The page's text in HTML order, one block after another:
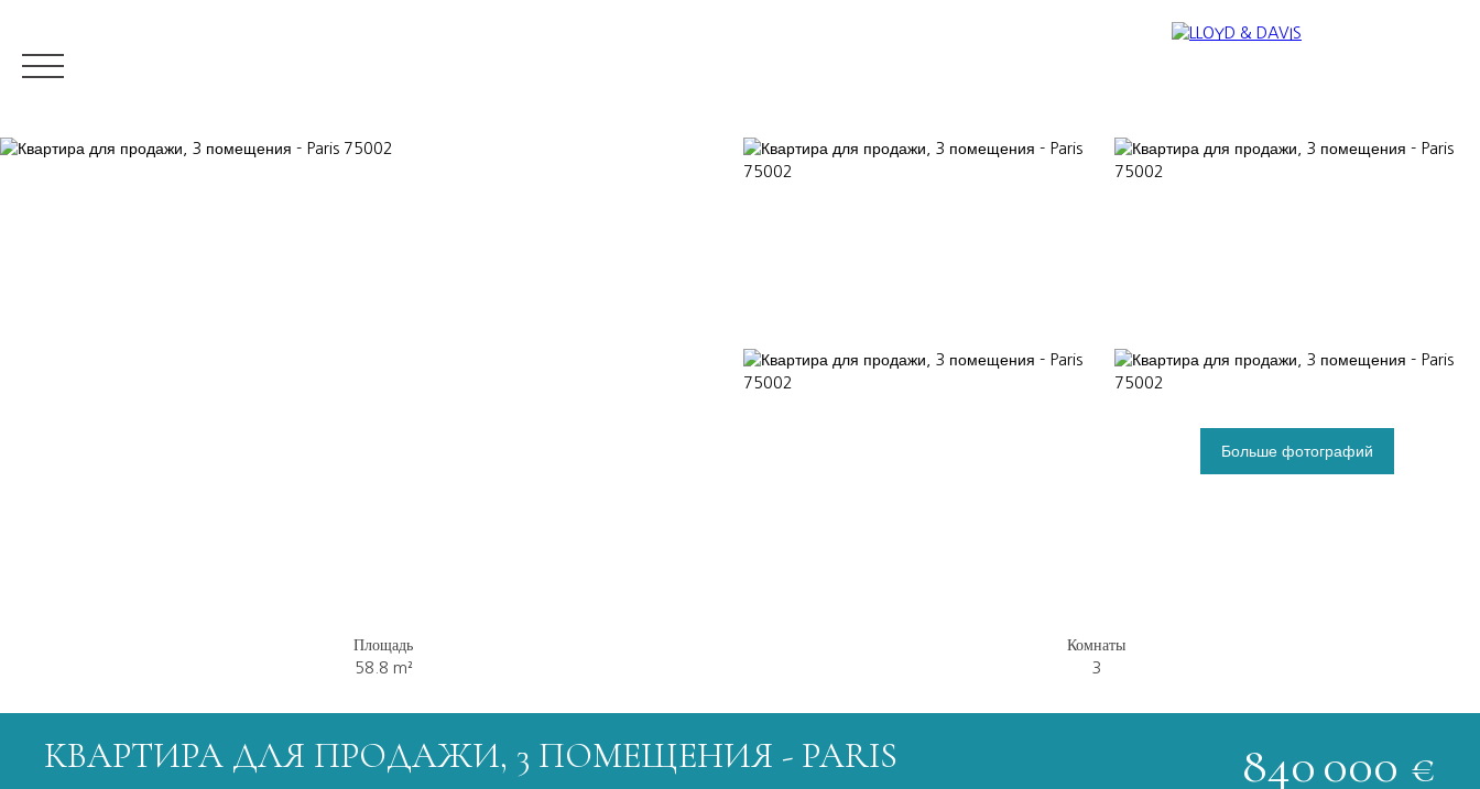
Больше фотографий
Площадь
58.8 m²
Комнаты
3
КВАРТИРА ДЛЯ ПРОДАЖИ, 3 ПОМЕЩЕНИЯ - PARIS
840 000 €